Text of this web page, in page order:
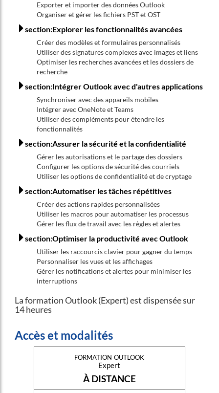
Exporter et importer des données Outlook
Organiser et gérer les fichiers PST et OST
section:Explorer les fonctionnalités avancées
Créer des modèles et formulaires personnalisés
Utiliser des signatures complexes avec images et liens
Optimiser les recherches avancées et les dossiers de
recherche
section:Intégrer Outlook avec d'autres applications
Synchroniser avec des appareils mobiles
Intégrer avec OneNote et Teams
Utiliser des compléments pour étendre les
fonctionnalités
section:Assurer la sécurité et la confidentialité
Gérer les autorisations et le partage des dossiers
Configurer les options de sécurité des courriels
Utiliser les options de confidentialité et de cryptage
section:Automatiser les tâches répétitives
Créer des actions rapides personnalisées
Utiliser les macros pour automatiser les processus
Gérer les flux de travail avec les règles et alertes
section:Optimiser la productivité avec Outlook
Utiliser les raccourcis clavier pour gagner du temps
Personnaliser les vues et les affichages
Gérer les notifications et alertes pour minimiser les
interruptions
La formation Outlook (Expert) est dispensée sur
14 heures
Accès et modalités
formation outlook
Expert
À DISTANCE